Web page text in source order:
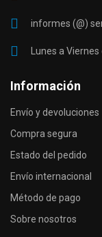
informes (@)
Lunes a
Información
Envío y devoluciones
Compra segura
Estado del pedido
Envío internacional
Método de pago
Sobre nosotros